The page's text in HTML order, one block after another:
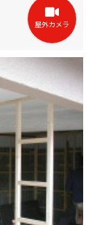
屋外カメラ